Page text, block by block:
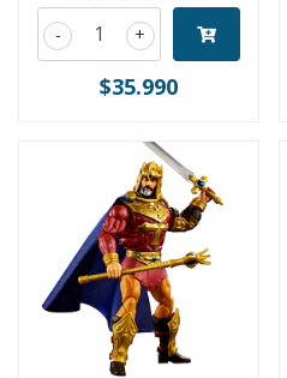
+
-
$35.990